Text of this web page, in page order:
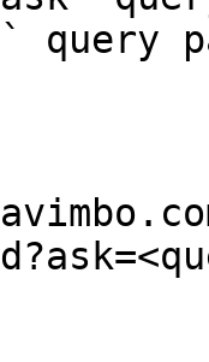
query